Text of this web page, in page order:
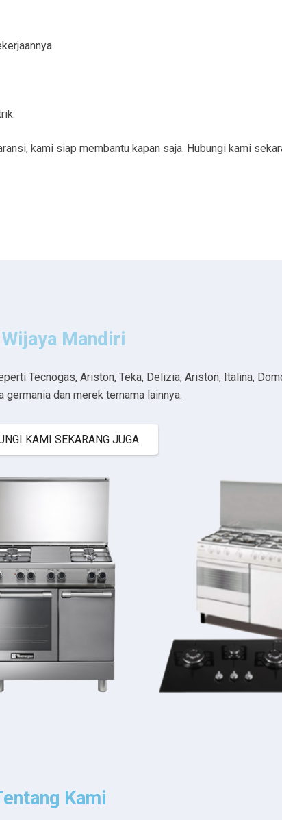
kami siap membantu kapan saja. Hubungi kami
Mandiri
Tecnogas, Ariston, Teka, Delizia, Ariston, Italina,
germania dan merek ternama lainnya.
KAMI SEKARANG JUGA
Kami